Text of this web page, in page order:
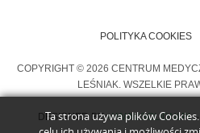
POLITYKA COOKIES
COPYRIGHT © 2026 CENTRUM
LEŚNIAK. WSZELKIE
DESIGNED BY>WWW.SOLIDNI.PL-
Ta strona używa plików